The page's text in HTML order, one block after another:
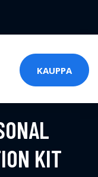
KAUPPA
KIT